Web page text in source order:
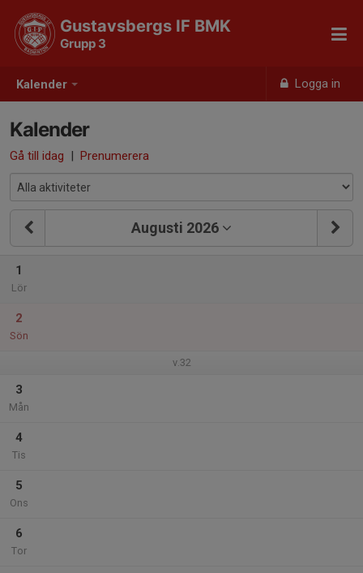
Kalender Logga in
Gustavsbergs IF BMK
Grupp 3
Kalender
Gå till idag | Prenumerera
Augusti 2026
1
Lör
2
Sön
v.32
3
Mån
4
Tis
5
Ons
6
Tor